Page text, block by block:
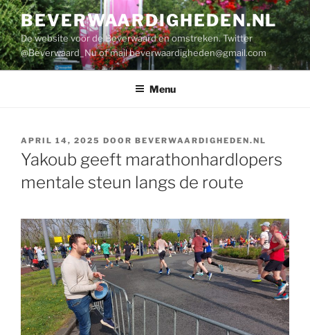
Ga
naar
de
inhoud
BEVERWAARDIGHEDEN.NL
De website voor de Beverwaard en omstreken. Twitter
@Beverwaard_Nu of mailbeverwaardigheden@gmail.com
Menu
GEPLAATST
OP
APRIL 14, 2025 DOOR BEVERWAARDIGHEDEN.NL
Yakoub geeft marathonhardlopers
mentale steun langs de route